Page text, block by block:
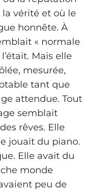
vérité et où le
honnête. À
« normale
Mais elle
mesurée,
tant que
attendue. Tout
semblait
rêves. Elle
jouait du piano.
Elle avait du
monde
peu de